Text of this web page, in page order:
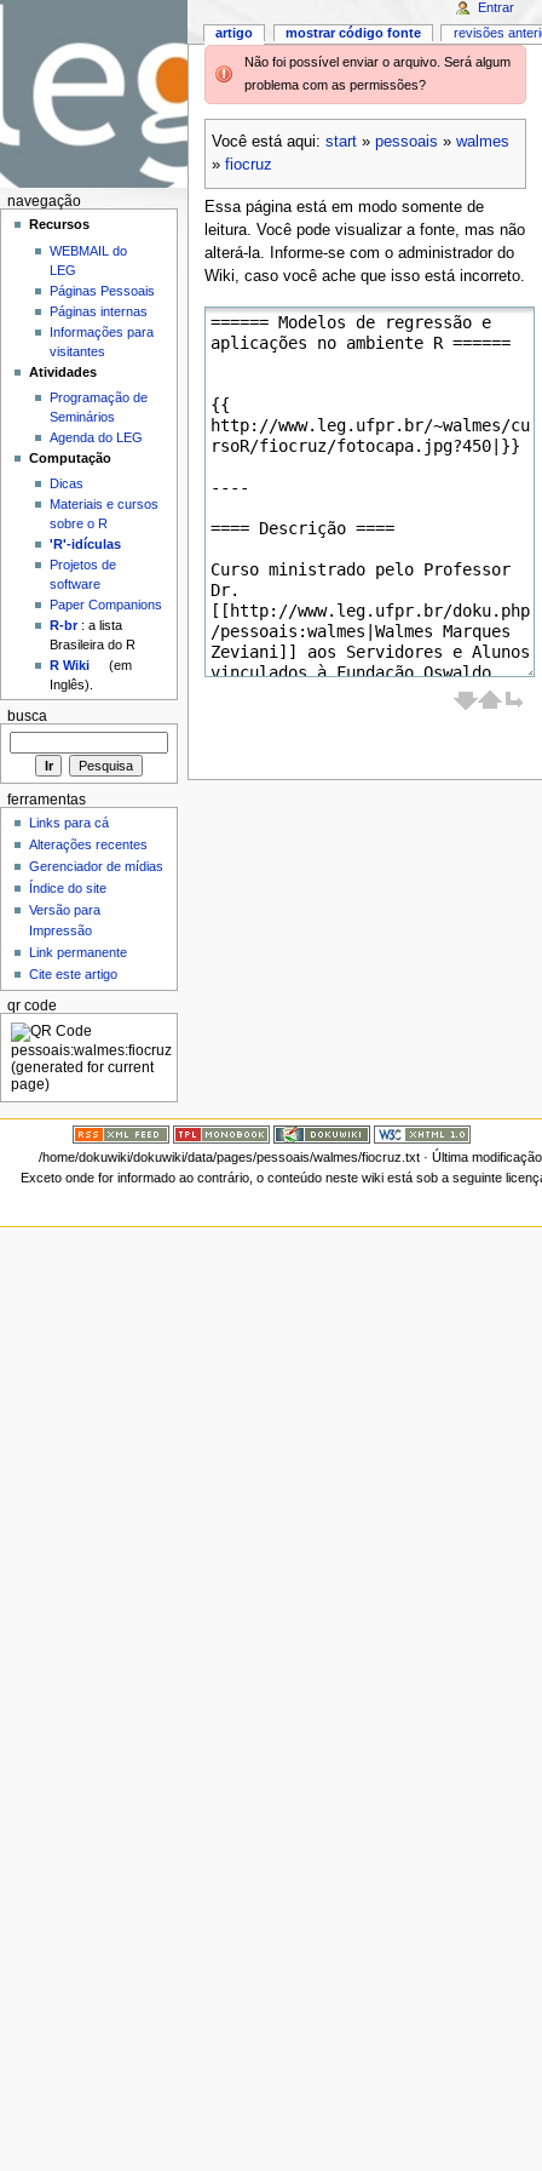
Não foi possível enviar o arquivo. Será algum
problema com as permissões?
Você está aqui: start» pessoais » walmes
» fiocruz
Essa página está em modo somente de
leitura. Você pode visualizar a fonte, mas não
alterá-la. Informe-se com o administrador do
Wiki, caso você ache que isso está incorreto.
artigo mostrar código fonte revisões
Entrar
navegação
Recursos
WEBMAIL do
LEG
Páginas Pessoais
Páginas internas
Informações para
visitantes
Atividades
Programação de
Seminários
Agenda do LEG
Computação
Dicas
Materiais e cursos
sobre o R
'R'-idículas
Projetos de
software
Paper Companions
R-br: a lista
Brasileira do R
R Wiki
(em
Inglês).
busca
ferramentas
Links para cá
Alterações recentes
Gerenciador de mídias
Índice do site
Versão para
Impressão
Link permanente
Cite este artigo
qr code
/home/dokuwiki/dokuwiki/data/pages/pessoais/walmes/fiocruz.txt· Última
Exceto onde for informado ao contrário, o conteúdo neste wiki está sob a seguinte